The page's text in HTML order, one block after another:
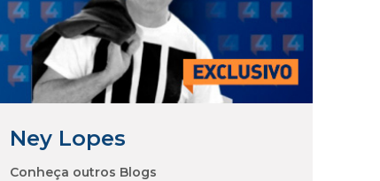
Ney Lopes
Conheça outros Blogs